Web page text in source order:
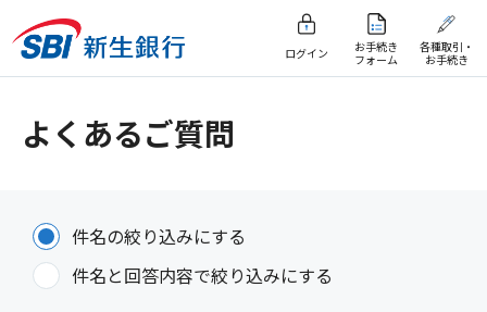
ログイン
お手続き
フォーム
各種取引・
お手続き
よくあるご質問
件名の絞り込みにする
件名と回答内容で絞り込みにする